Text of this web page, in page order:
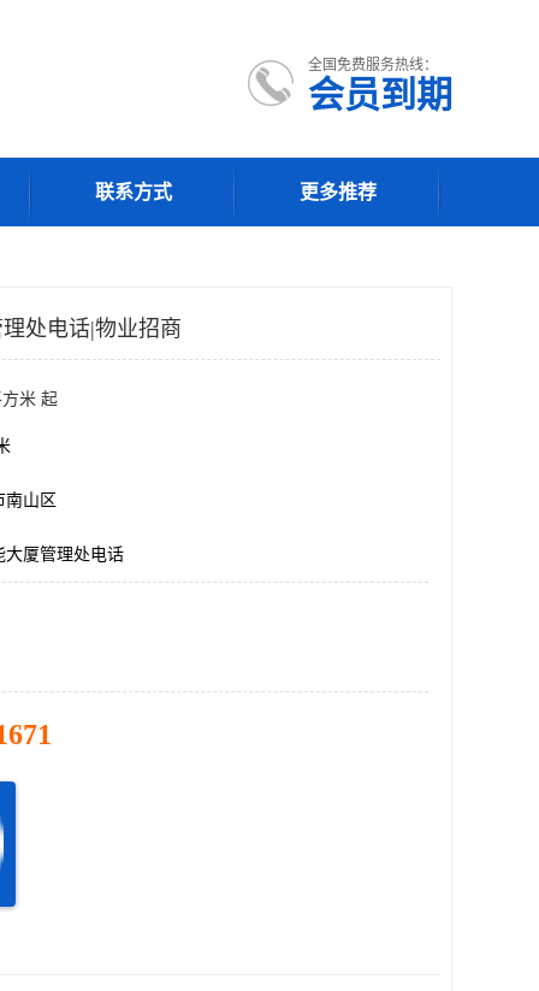
全国免费服务热线：
会员到期
联系方式 更多推荐
处电话|物业招商
米 起
南山区
大厦管理处电话